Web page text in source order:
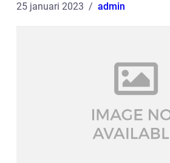
25 januari 2023 admin